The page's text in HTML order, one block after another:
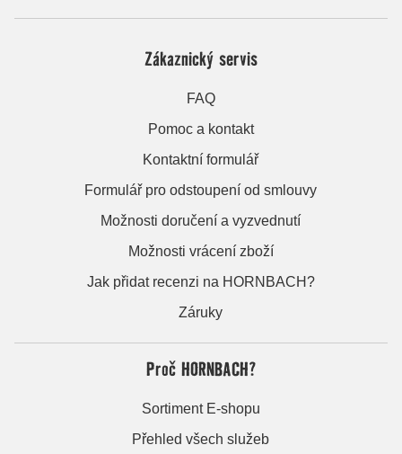
Zákaznický servis
FAQ
Pomoc a kontakt
Kontaktní formulář
Formulář pro odstoupení od smlouvy
Možnosti doručení a vyzvednutí
Možnosti vrácení zboží
Jak přidat recenzi na HORNBACH?
Záruky
Proč HORNBACH?
Sortiment E-shopu
Přehled všech služeb